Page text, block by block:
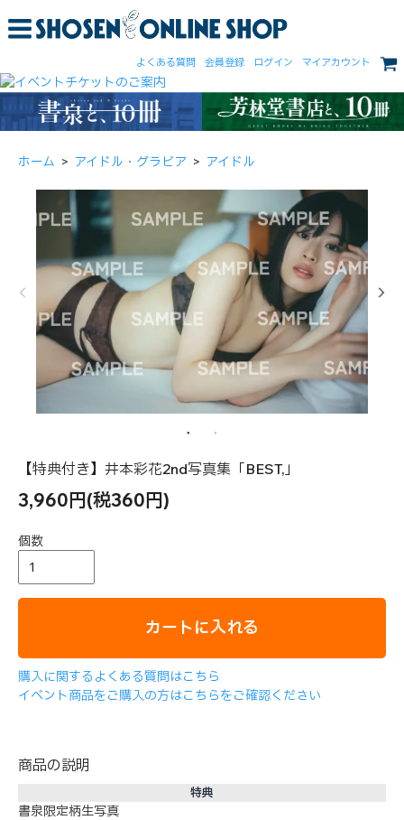
よくある質問 会員登録 ログイン マイアカウント
ホーム > アイドル・グラビア > アイドル
【特典付き】井本彩花2nd写真集「BEST,」
3,960円(税360円)
個数
カートに入れる
購入に関するよくある質問はこちら
イベント商品をご購入の方はこちらをご確認ください
商品の説明
特典
書泉限定柄生写真